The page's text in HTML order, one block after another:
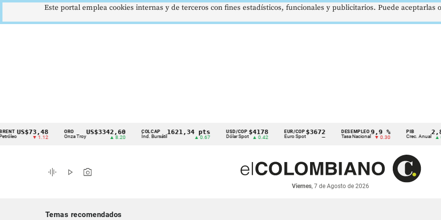
Cintillo
indicadores
económicos
▼ 1.12
ORO
Onza Troy
US$3342,60 COLCAP
Índ. Bursátil
1621,34 pts USD/COP
Dólar Spot
$4178
▲ 0.42
EUR/COP
Euro Spot
$3672
—
DESEMPLEO
Tasa Nacional
9,9 %
▼ 0.30
PIB
Crec. Anual
2,8 %
▲ 0.10
graphic_eq play_arrow photo_camera
Viernes, 7 de Agosto de 2026
Temas recomendados
Este portal emplea cookies internas y de terceros con fines estadísticos, funcionales y publicitarios. Puede aceptarlas